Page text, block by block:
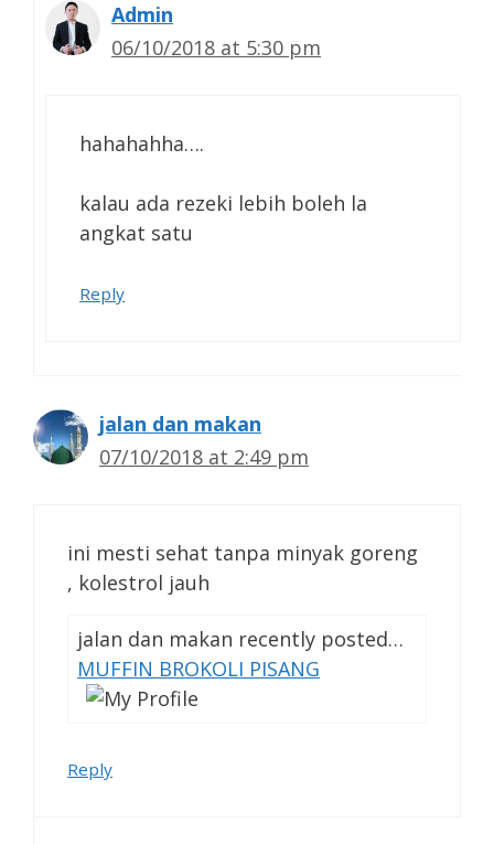
Admin
06/10/2018 at 5:30 pm
hahahahha….
kalau ada rezeki lebih boleh la
angkat satu
Reply
jalan dan makan
07/10/2018 at 2:49 pm
ini mesti sehat tanpa minyak goreng
, kolestrol jauh
jalan dan makan recently posted…
MUFFIN BROKOLI PISANG
Reply